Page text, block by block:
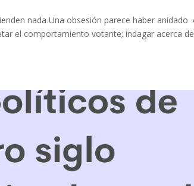
nada Una obsesión parece haber anidado
el comportamiento votante; indagar acerca